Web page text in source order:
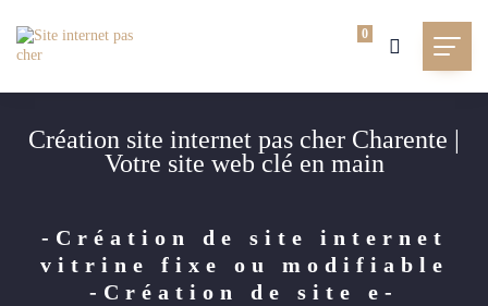
0
Création site internet pas cher Charente |
Votre site web clé en main
-Création de site internet
vitrine fixe ou modifiable
-Création de site e-